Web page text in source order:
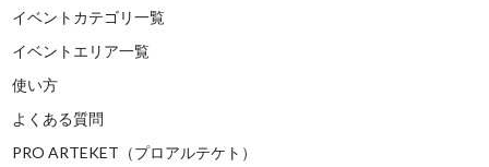
イベントカテゴリ一覧
イベントエリア一覧
使い方
よくある質問
PRO ARTEKET（プロアルテケト）